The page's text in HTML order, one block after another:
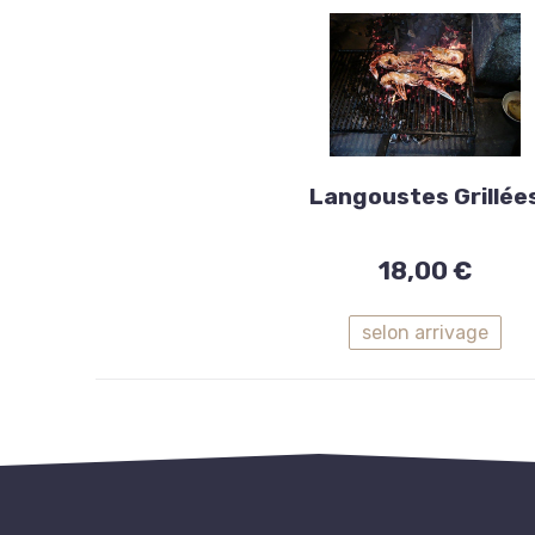
14
€
les
100
g
Langouste
Grillées
18,00
Langoustes
18,00 €
selon arrivage